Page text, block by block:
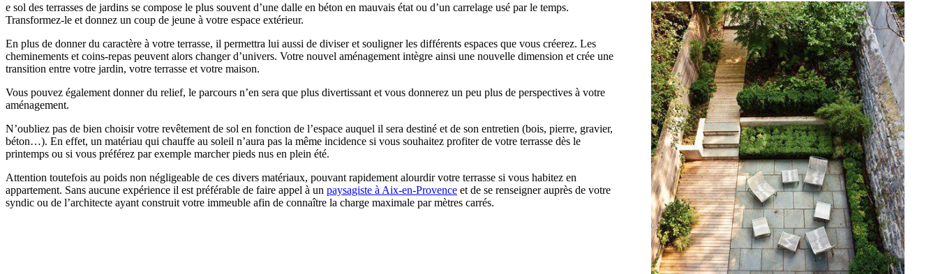
e sol des terrasses de jardins se compose le plus souvent d’une dalle en béton en mauvais état ou d’un carrelage usé par le temps.
Transformez-le et donnez un coup de jeune à votre espace extérieur.
En plus de donner du caractère à votre terrasse, il permettra lui aussi de diviser et souligner les différents espaces que vous créerez. Les
cheminements et coins-repas peuvent alors changer d’univers. Votre nouvel aménagement intègre ainsi une nouvelle dimension et crée une
transition entre votre jardin, votre terrasse et votre maison.
Vous pouvez également donner du relief, le parcours n’en sera que plus divertissant et vous donnerez un peu plus de perspectives à votre
aménagement.
N’oubliez pas de bien choisir votre revêtement de sol en fonction de l’espace auquel il sera destiné et de son entretien (bois, pierre, gravier,
béton…). En effet, un matériau qui chauffe au soleil n’aura pas la même incidence si vous souhaitez profiter de votre terrasse dès le
printemps ou si vous préférez par exemple marcher pieds nus en plein été.
Attention toutefois au poids non négligeable de ces divers matériaux, pouvant rapidement alourdir votre terrasse si vous habitez en
appartement. Sans aucune expérience il est préférable de faire appel à un paysagiste à Aix-en-Provence et de se renseigner auprès de votre
syndic ou de l’architecte ayant construit votre immeuble afin de connaître la charge maximale par mètres carrés.